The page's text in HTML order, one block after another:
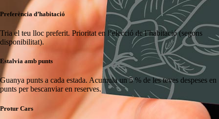
Preferència d’habitació
Tria el teu lloc preferit. Prioritat en l’elecció de l’habitació (segons
disponibilitat).
Estalvia amb punts
Guanya punts a cada estada. Acumula un 5 % de les teves despeses en
punts per bescanviar en reserves.
Protur Cars